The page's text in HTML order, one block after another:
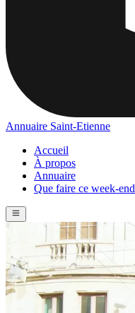
Annuaire Saint-Etienne
Accueil
À propos
Annuaire
Que faire ce week-end